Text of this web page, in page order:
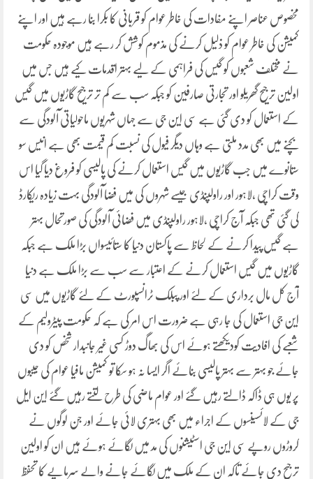
مخصوص عناصر اپنے مفادات کی خاطر عوام کو قربانی کا بکرا بنا رہے ہیں اور اپنے
کمیشن کی خاطر عوام کو ذلیل کرنے کی مذموم کوشش کر رہے ہیں موجودہ حکومت
نے مختلف شعبوں کو گیس کی فراہمی کے لیے بہتر اقدمات کیے ہیں جس میں
اولین ترجیح گھریلو اور تجارتی صارفین کو جبکہ سب سے کم تر ترجیح گاڑیوں میں گیس
کے استعمال کو دی گئی ہے سی این جی سے جہاں شہریوں ماحولیاتی آلودگی سے
بچنے میں بھی مدد ملتی ہے وہاں دیگر فیول کی نسبت کم قیمت بھی ہے انیس سو
ستانوے میں جب گاڑیوں میں گیس استعمال کرنے کی پالیسی کو فروغ دیا گیا اس
وقت کراچی ،لاہور اور راولپنڈی جیسے شہروں کی میں فضا آلودگی بہت زیادہ ریکارڈ
کی گئی تھی جبکہ آج کراچی ،لاہور راولپنڈی میں فضائی آلودگی کی صورتحال بہتر
ہے گیس پیدا کرنے کے لحاظ سے پاکستان دنیا کا ستائیسواں بڑا ملک ہے جبکہ
گاڑیوں میں گیس استعمال کرنے کے اعتبار سے سب سے بڑا ملک ہے دنیا
آج کل مال برداری کے لئے اور پبلک ٹرانسپورٹ کے لئے گاڑیوں میں سی
این جی استعمال کی جا رہی ہے ضرورت اس امر کی ہے کہ حکومت پیٹرولیم کے
شعبے کی افادیت کودیکھتے ہوئے اس کی بھاگ دوڑ کسی غیر جانبدار شخص کو دی
جائے جو بہتر سے بہتر پالیسی بنائے اگر ایسا نہ ہو سکا تو کمیشن مافیا عوام کی جیبوں
پر یوں ہی ڈاکہ ڈالتے رہیں گئے اور عوام ماضی کی طرح لتتے رہیں گئے این ایل
جی کے لائسینسوں کے اجراء میں بھی بہتری لائی جائے اور جن لوگوں نے
کروڑوں روپے سی این جی اسٹیشنوں کی مد میں لگائے ہوئے ہیں ان کو اولین
ترجیح دی جائے تاکہ ان کے ملک میں لگائے جانے والے سرمایے کا تحفظ